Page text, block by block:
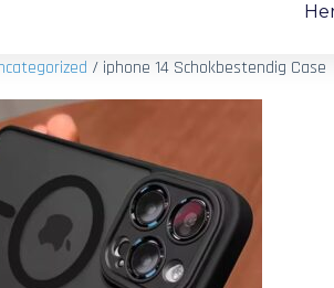
/ iphone 14 Schokbestendig Case